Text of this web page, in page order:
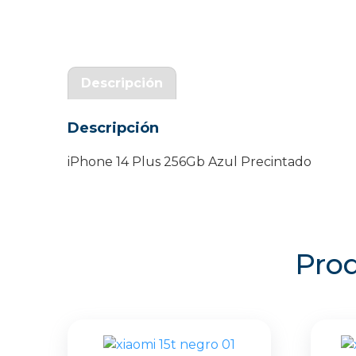
Descripción
Descripción
iPhone 14 Plus 256Gb Azul Precintado